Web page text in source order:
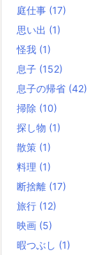
庭仕事 (17)
思い出 (1)
怪我 (1)
息子 (152)
息子の帰省 (42)
掃除 (10)
探し物 (1)
散策 (1)
料理 (1)
断捨離 (17)
旅行 (12)
映画 (5)
暇つぶし (1)